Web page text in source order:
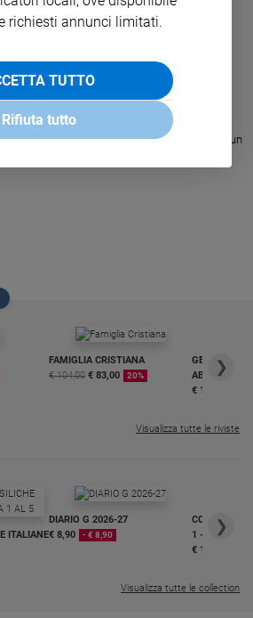
di Rai 3
colore
Casa Oz. Affacciata sul giardino "Gianni
alle famiglie che affrontano la sfida di un
FAMIGLIA CRISTIANA
€ 104,00 € 83,00 20%
GBABY
€ 16,99
❯
Visualizza tutte le riviste
ITALIANE
DIARIO G 2026-27
€ 8,90
- € 8,90
COLLANA
1 - 2
€ 18,50
❯
Visualizza tutte le collection
richiesti annunci limitati.
TUTTO
Rifiuta tutto